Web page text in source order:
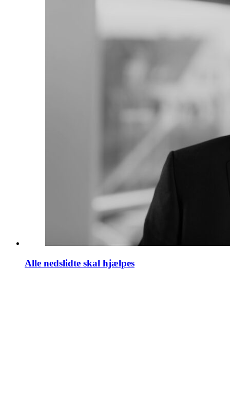
Alle nedslidte skal hjælpes